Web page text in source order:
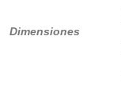
Dimensiones